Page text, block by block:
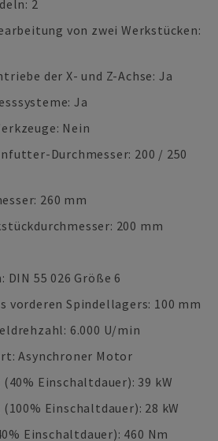
2
von zwei Werkstücken:
der X- und Z-Achse: Ja
Ja
Nein
Durchmesser: 200 / 250
260 mm
200 mm
DIN 55 026 Größe 6
vorderen Spindellagers: 100 mm
6.000 U/min
Asynchroner Motor
Einschaltdauer): 39 kW
Einschaltdauer): 28 kW
Einschaltdauer): 460 Nm